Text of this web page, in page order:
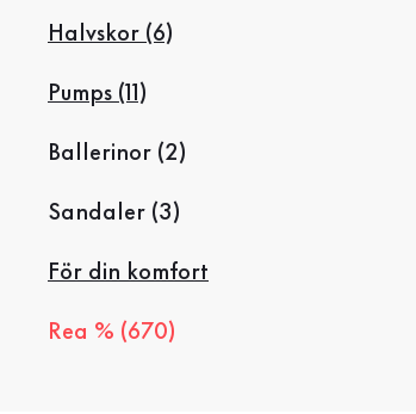
Halvskor (6)
Pumps (11)
Ballerinor (2)
Sandaler (3)
För din komfort
Rea % (670)